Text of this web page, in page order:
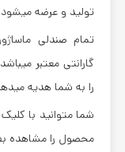
تولید و عرضه
تمام صندلی
گارانتی معتبر
را به شما هدیه
شما متوانید با
محصول را مشاهده